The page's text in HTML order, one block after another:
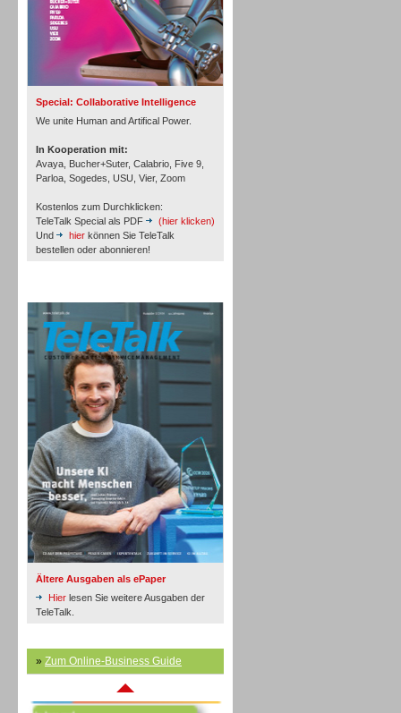
Special: Collaborative Intelligence
We unite Human and Artifical Power.
In Kooperation mit:
Avaya, Bucher+Suter, Calabrio, Five 9,
Parloa, Sogedes, USU, Vier, Zoom
Kostenlos zum Durchklicken:
TeleTalk Special als PDF
(hier klicken)
Und
hier können Sie TeleTalk
bestellen oder abonnieren!
Ältere Ausgaben als ePaper
Hier lesen Sie weitere Ausgaben der
TeleTalk.
» Zum Online-Business Guide
Inbound
Inbound
Inbound
Inbound